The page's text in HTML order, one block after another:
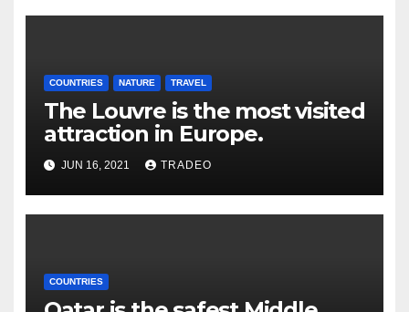
COUNTRIES NATURE TRAVEL
The Louvre is the most visited
attraction in Europe.
JUN 16, 2021 TRADEO
COUNTRIES